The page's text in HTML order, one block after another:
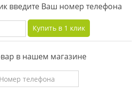
введите Ваш номер телефона
Купить в 1 клик
в нашем магазине